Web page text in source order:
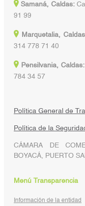
Samaná, Caldas:
91 99
Marquetalia,
314 778 71 40
Pensilvania, Caldas:
784 34 57
Política General de
Política de la
CÁMARA DE
BOYACÁ, PUERTO
Menú Transparencia
Información de la entidad